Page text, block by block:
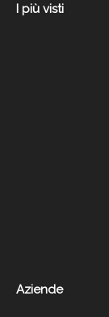
I più visti
Aziende